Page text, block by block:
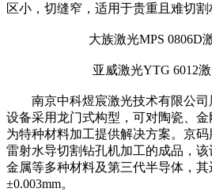
区小，切缝窄，适用于贵重且难切割
大族激光MPS 0806D
亚威激光YTG 6012
南京中科煜宸激光技术有限公司
设备采用龙门式构型，可对陶瓷、金
为特种材料加工提供解决方案。京
雷射水导切割钻孔机加工的成品，
金属等多种材料及第三代半导体，
±0.003mm。